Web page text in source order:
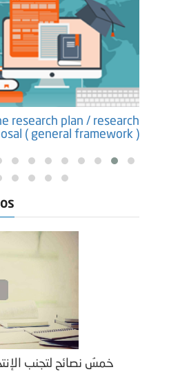
research plan / research
( general framework )
خمسُ نصائح لتجنب